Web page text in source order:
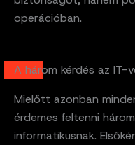
operációban.
A három kérdés az IT-
Mielőtt azonban
érdemes feltenni
informatikusnak.